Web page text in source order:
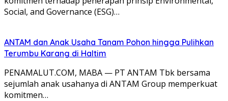
Social, and Governance (ESG)…
ANTAM dan Anak Usaha Tanam Pohon hingga Pulihkan
Terumbu Karang di Haltim
PENAMALUT.COM, MABA — PT ANTAM Tbk bersama
sejumlah anak usahanya di ANTAM Group memperkuat
komitmen…